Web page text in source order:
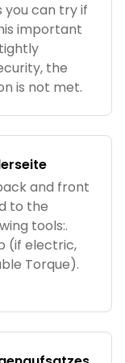
you can try if
important
the
is not met.
and front
to the
tools:.
(if electric,
Torque).